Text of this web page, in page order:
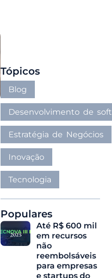
Tópicos
Blog
Desenvolvimento de
Estratégia de Negócios
Inovação
Tecnologia
Populares
Até R$ 600 mil
em recursos
não
reembolsáveis
para empresas
e startups do